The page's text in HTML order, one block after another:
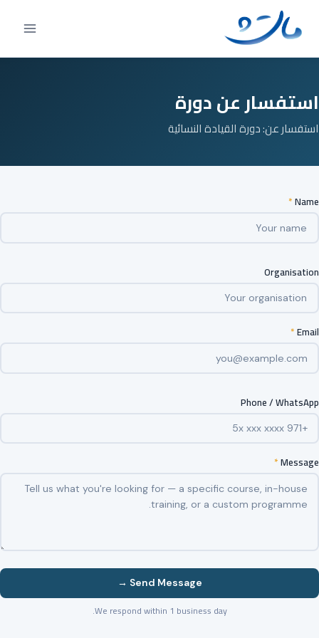
content
استفسار عن دورة
استفسار عن: دورة القيادة النسائية
Name
*
Organisation
Email
*
Phone / WhatsApp
Message
*
Send Message →
We respond within 1 business day.